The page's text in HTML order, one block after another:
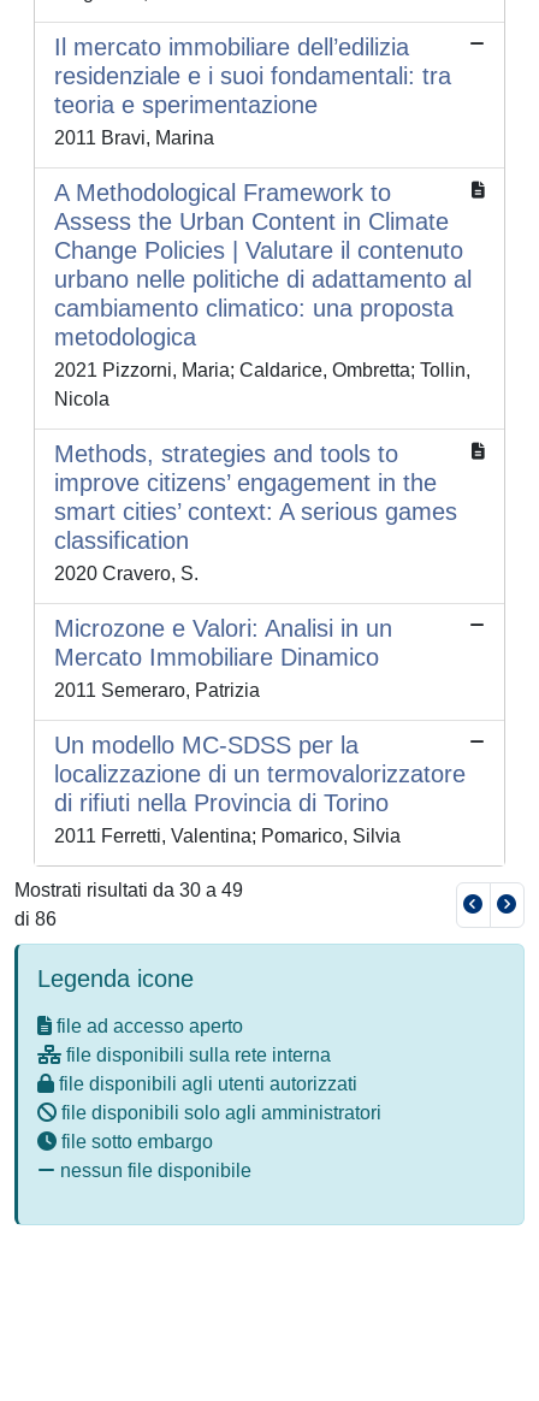
Il mercato immobiliare dell’edilizia
residenziale e i suoi fondamentali: tra
teoria e sperimentazione
2011 Bravi, Marina
A Methodological Framework to
Assess the Urban Content in Climate
Change Policies | Valutare il contenuto
urbano nelle politiche di adattamento al
cambiamento climatico: una proposta
metodologica
2021 Pizzorni, Maria; Caldarice, Ombretta; Tollin,
Nicola
Methods, strategies and tools to
improve citizens’ engagement in the
smart cities’ context: A serious games
classification
2020 Cravero, S.
Microzone e Valori: Analisi in un
Mercato Immobiliare Dinamico
2011 Semeraro, Patrizia
Un modello MC-SDSS per la
localizzazione di un termovalorizzatore
di rifiuti nella Provincia di Torino
2011 Ferretti, Valentina; Pomarico, Silvia
Mostrati risultati da 30 a 49
di 86
Legenda icone
file ad accesso aperto
file disponibili sulla rete interna
file disponibili agli utenti autorizzati
file disponibili solo agli amministratori
file sotto embargo
nessun file disponibile